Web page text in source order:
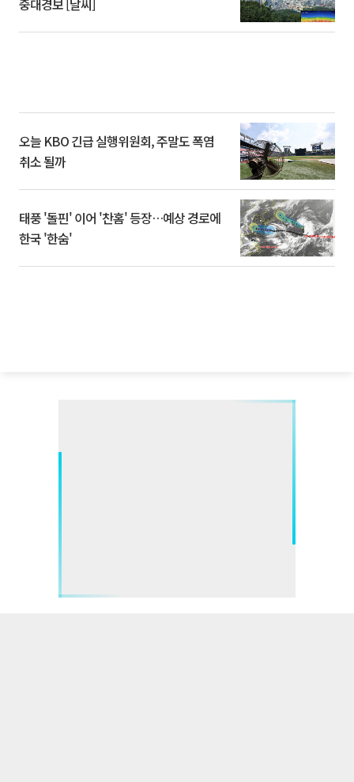
오늘 KBO 긴급 실행위원회, 주말도 폭염
취소 될까
태풍 '돌핀' 이어 '찬홈' 등장…예상 경로에
한국 '한숨'